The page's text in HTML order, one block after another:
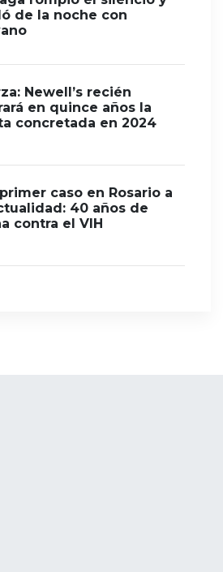
de la noche con
Newell’s recién
en quince años la
concretada en 2024
caso en Rosario a
40 años de
contra el VIH